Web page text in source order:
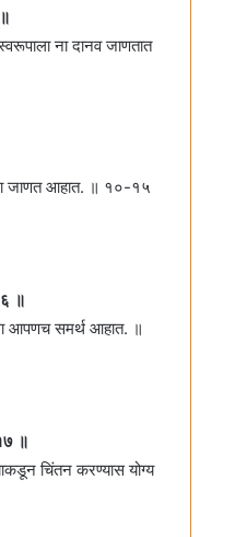
ना दानव जाणतात
जाणत आहात. ॥ १०-१५
॥
आपणच समर्थ आहात. ॥
॥
चिंतन करण्यास योग्य